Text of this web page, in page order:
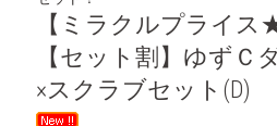
【ミラクルプライス
【セット割】ゆずＣ
×スクラブセット(D)